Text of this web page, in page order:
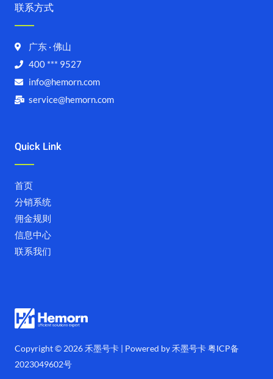
Copyright © 2026 禾墨号卡 | Powered by 禾墨号卡粤ICP备
2023049602号
Quick Link
首页
分销系统
佣金规则
信息中心
联系我们
联系方式
广东 · 佛山
400 *** 9527
info@hemorn.com
service@hemorn.com